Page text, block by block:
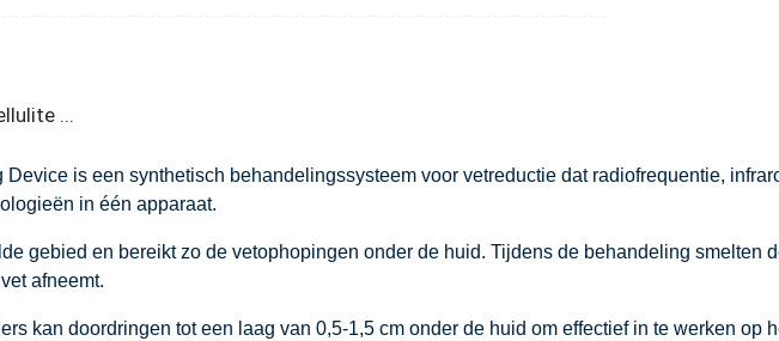
...
is een synthetisch behandelingssysteem voor vetreductie dat radiofrequentie,
in één apparaat.
gebied en bereikt zo de vetophopingen onder de huid. Tijdens de behandeling smelten
afneemt.
kan doordringen tot een laag van 0,5-1,5 cm onder de huid om effectief in te werken op